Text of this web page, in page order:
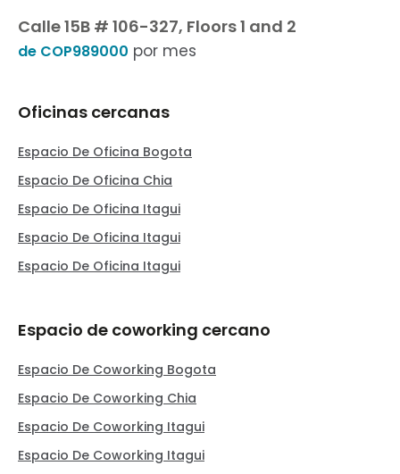
Calle 15B # 106-327, Floors 1 and 2
de COP989000 por mes
Oficinas cercanas
Espacio De Oficina Bogota
Espacio De Oficina Chia
Espacio De Oficina Itagui
Espacio De Oficina Itagui
Espacio De Oficina Itagui
Espacio de coworking cercano
Espacio De Coworking Bogota
Espacio De Coworking Chia
Espacio De Coworking Itagui
Espacio De Coworking Itagui